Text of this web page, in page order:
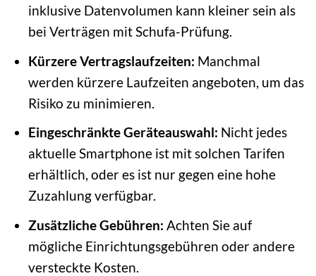
inklusive Datenvolumen kann kleiner sein als
bei Verträgen mit Schufa-Prüfung.
Kürzere Vertragslaufzeiten: Manchmal
werden kürzere Laufzeiten angeboten, um das
Risiko zu minimieren.
Eingeschränkte Geräteauswahl: Nicht jedes
aktuelle Smartphone ist mit solchen Tarifen
erhältlich, oder es ist nur gegen eine hohe
Zuzahlung verfügbar.
Zusätzliche Gebühren: Achten Sie auf
mögliche Einrichtungsgebühren oder andere
versteckte Kosten.